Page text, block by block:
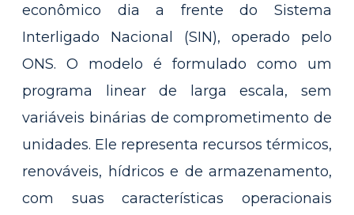
econômico dia a frente do Sistema
Interligado Nacional (SIN), operado pelo
ONS. O modelo é formulado como um
programa linear de larga escala, sem
variáveis binárias de comprometimento de
unidades. Ele representa recursos térmicos,
renováveis, hídricos e de armazenamento,
com suas características operacionais